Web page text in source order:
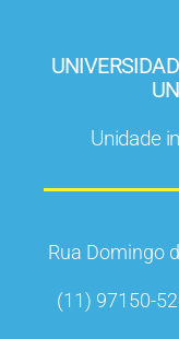
Unidade
Rua Domingo
(11) 97150-